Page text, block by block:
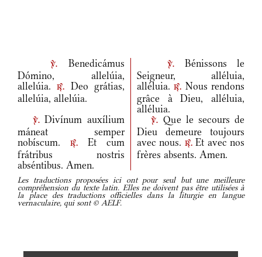
v.
Benedicámus
Dómino, allelúia,
allelúia.r.
Deo grátias,
allelúia, allelúia.
v.
Bénissons le
Seigneur, alléluia,
alléluia.r. Nous rendons
grâce à Dieu, alléluia,
alléluia.
v.Divínum auxílium
máneat semper
nobíscum.
r.
Et cum
frátribus nostris
abséntibus. Amen.
v. Que le secours de
Dieu demeure toujours
avec nous. r.Et avec nos
frères absents. Amen.
Les traductions proposées ici ont pour seul but une meilleure
compréhension du texte latin. Elles ne doivent pas être utilisées à
la place des traductions officielles dans la liturgie en langue
vernaculaire, qui sont © AELF.